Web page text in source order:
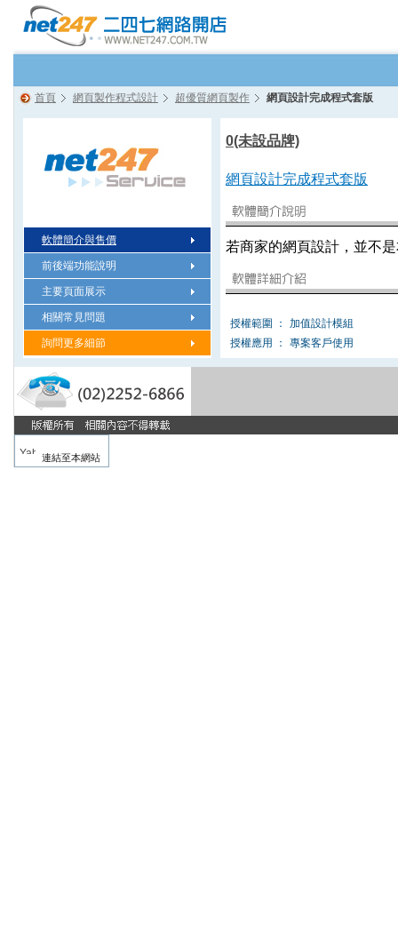
首頁 網頁製作程式設計 超優質網頁製作 網頁設計完成程式套版
軟體簡介與售價
前後端功能說明
主要頁面展示
相關常見問題
詢問更多細節
0(未設品牌)
網頁設計完成程式套版
若商家的網頁設計，並不
授權範圍 ：
加值設計模組
授權應用 ：
專案客戶使用
連結至本網站